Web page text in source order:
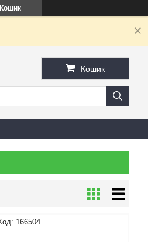
Кошик
Кошик
166504